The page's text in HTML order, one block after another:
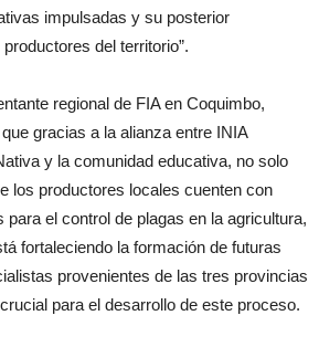
impulsadas y su posterior
del territorio”.
regional de FIA en Coquimbo,
gracias a la alianza entre INIA
y la comunidad educativa, no solo
los productores locales cuenten con
el control de plagas en la agricultura,
fortaleciendo la formación de futuras
provenientes de las tres provincias
para el desarrollo de este proceso.